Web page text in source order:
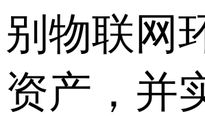
别物联网
资产，并